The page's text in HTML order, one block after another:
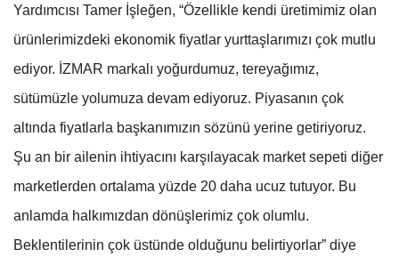
Yardımcısı Tamer İşleğen, “Özellikle kendi üretimimiz olan
ürünlerimizdeki ekonomik fiyatlar yurttaşlarımızı çok mutlu
ediyor. İZMAR markalı yoğurdumuz, tereyağımız,
sütümüzle yolumuza devam ediyoruz. Piyasanın çok
altında fiyatlarla başkanımızın sözünü yerine getiriyoruz.
Şu an bir ailenin ihtiyacını karşılayacak market sepeti diğer
marketlerden ortalama yüzde 20 daha ucuz tutuyor. Bu
anlamda halkımızdan dönüşlerimiz çok olumlu.
Beklentilerinin çok üstünde olduğunu belirtiyorlar” diye